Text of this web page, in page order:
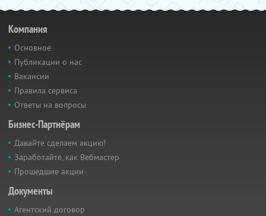
Компания
Основное
Публикации о нас
Вакансии
Правила сервиса
Ответы на вопросы
Бизнес-Партнёрам
Давайте сделаем акцию!
Заработайте, как Вебмастер
Прошедшие акции
Документы
Агентский договор